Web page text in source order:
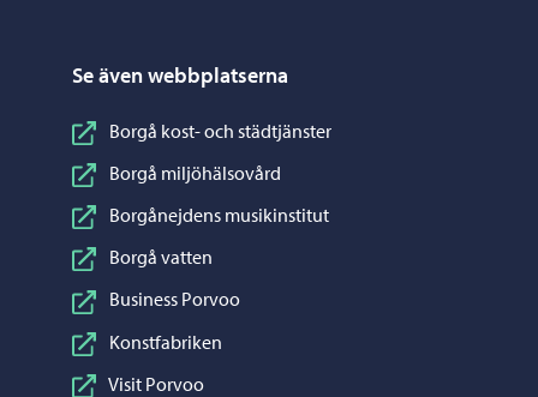
Se även webbplatserna
Borgå kost- och städtjänster
Borgå miljöhälsovård
Borgånejdens musikinstitut
Borgå vatten
Business Porvoo
Konstfabriken
Visit Porvoo